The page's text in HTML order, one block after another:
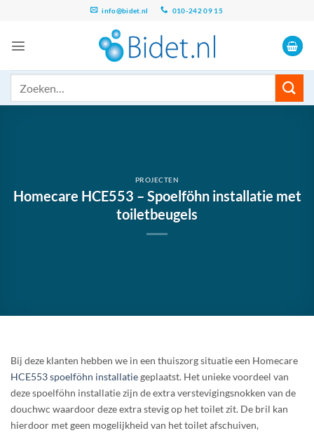
inhoud
info@bidet.nl 010-242 09 15
PROJECTEN
Homecare HCE553 – Spoelföhn installatie met
toiletbeugels
Bij deze klanten hebben we in een thuiszorg situatie een Homecare
HCE553 spoelföhn installatiegeplaatst. Het unieke voordeel van
deze spoelföhn installatie zijn de extra verstevigingsnokken van de
douchwc waardoor deze extra stevig op het toilet zit. De bril kan
hierdoor met geen mogelijkheid van het toilet afschuiven,